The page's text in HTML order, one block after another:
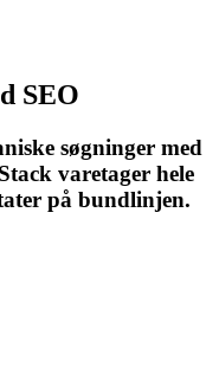
SEO
søgninger med
varetager hele
på bundlinjen.